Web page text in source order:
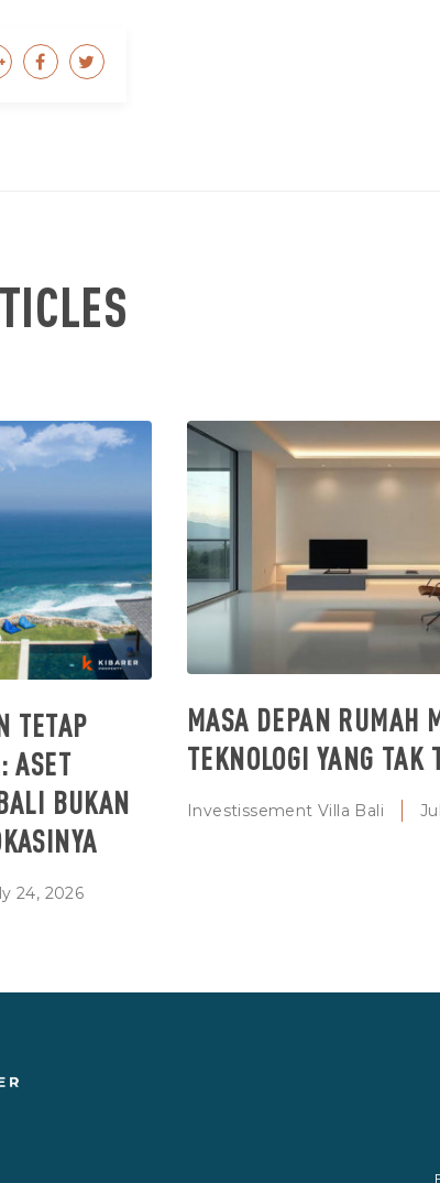
TETAP
ASET
BUKAN
24, 2026
MASA DEPAN RUMAH
TEKNOLOGI YANG TAK
Investissement Villa Bali